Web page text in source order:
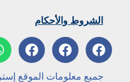
الشروط والأحكام
جميع معلومات الموقع